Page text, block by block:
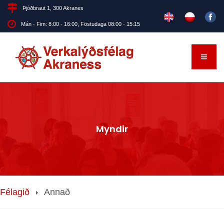
Þjóðbraut 1, 300 Akranes
Mán - Fim: 8:00 - 16:00, Föstudaga 08:00 - 15:15
Myndir
Félagið Annað